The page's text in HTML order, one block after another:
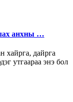
анхны …
хайрга, дайрга
утгаараа энэ бол